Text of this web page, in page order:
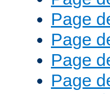
Page
Page
Page
Page